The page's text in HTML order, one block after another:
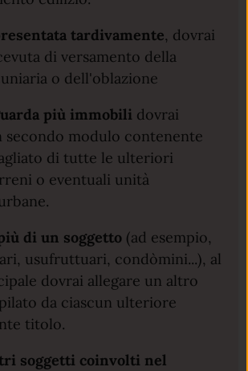
tardivamente, dovrai
di versamento della
o dell'oblazione
più immobili dovrai
secondo modulo contenente
di tutte le ulteriori
o eventuali unità
di un soggetto (ad esempio,
usufruttuari, condòmini...), al
dovrai allegare un altro
da ciascun ulteriore
titolo.
soggetti coinvolti nel